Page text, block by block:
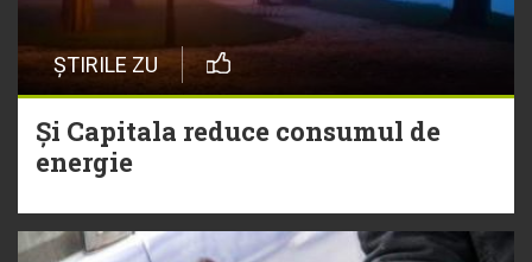
ȘTIRILE ZU
Și Capitala reduce consumul de
energie